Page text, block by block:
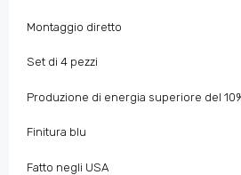
Montaggio diretto
Set di 4 pezzi
Produzione di energia superiore del
Finitura blu
Fatto negli USA